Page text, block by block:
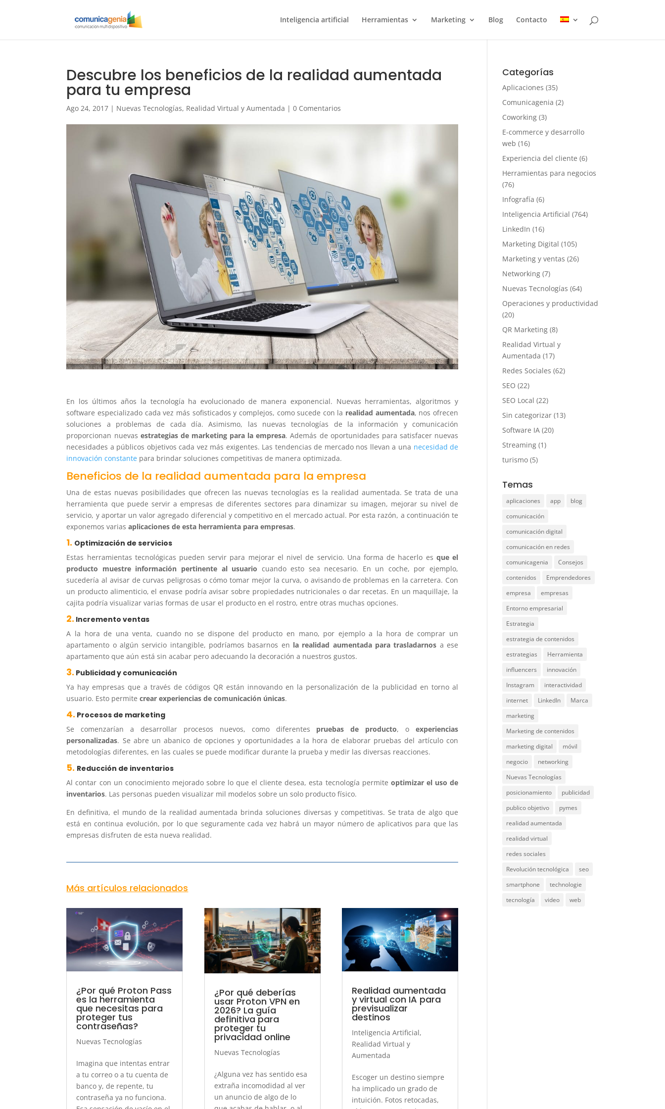
Inteligencia artificial Herramientas Marketing Blog Contacto
Descubre los beneficios de la realidad aumentada
para tu empresa
Ago 24, 2017 | Nuevas Tecnologías, Realidad Virtual y Aumentada |0 Comentarios
En los últimos años la tecnología ha evolucionado de manera exponencial. Nuevas herramientas, algoritmos y
software especializado cada vez más sofisticados y complejos, como sucede con la realidad aumentada, nos ofrecen
soluciones a problemas de cada día. Asimismo, las nuevas tecnologías de la información y comunicación
proporcionan nuevas estrategias de marketing para la empresa. Además de oportunidades para satisfacer nuevas
necesidades a públicos objetivos cada vez más exigentes. Las tendencias de mercado nos llevan a una necesidad de
innovación constante para brindar soluciones competitivas de manera optimizada.
Beneficios de la realidad aumentada para la empresa
Una de estas nuevas posibilidades que ofrecen las nuevas tecnologías es la realidad aumentada. Se trata de una
herramienta que puede servir a empresas de diferentes sectores para dinamizar su imagen, mejorar su nivel de
servicio, y aportar un valor agregado diferencial y competitivo en el mercado actual. Por esta razón, a continuación te
exponemos variasaplicaciones de esta herramienta para empresas.
1. Optimización de servicios
Estas herramientas tecnológicas pueden servir para mejorar el nivel de servicio. Una forma de hacerlo es que el
producto muestre información pertinente al usuario cuando esto sea necesario. En un coche, por ejemplo,
sucedería al avisar de curvas peligrosas o cómo tomar mejor la curva, o avisando de problemas en la carretera. Con
un producto alimenticio, el envase podría avisar sobre propiedades nutricionales o dar recetas. En un maquillaje, la
cajita podría visualizar varias formas de usar el producto en el rostro, entre otras muchas opciones.
2. Incremento ventas
A la hora de una venta, cuando no se dispone del producto en mano, por ejemplo a la hora de comprar un
apartamento o algún servicio intangible, podríamos basarnos en la realidad aumentada para trasladarnos a ese
apartamento que aún está sin acabar pero adecuando la decoración a nuestros gustos.
3. Publicidad y comunicación
Ya hay empresas que a través de códigos QR están innovando en la personalización de la publicidad en torno al
usuario. Esto permitecrear experiencias de comunicación únicas.
4. Procesos de marketing
Se comenzarían a desarrollar procesos nuevos, como diferentes pruebas de producto, oexperiencias
personalizadas. Se abre un abanico de opciones y oportunidades a la hora de elaborar pruebas del artículo con
metodologías diferentes, en las cuales se puede modificar durante la prueba y medir las diversas reacciones.
5. Reducción de inventarios
Al contar con un conocimiento mejorado sobre lo que el cliente desea, esta tecnología permite optimizar el uso de
inventarios. Las personas pueden visualizar mil modelos sobre un solo producto físico.
En definitiva, el mundo de la realidad aumentada brinda soluciones diversas y competitivas. Se trata de algo que
está en continua evolución, por lo que seguramente cada vez habrá un mayor número de aplicativos para que las
empresas disfruten de esta nueva realidad.
Más artículos relacionados
¿Por qué Proton Pass
es la herramienta
que necesitas para
proteger tus
contraseñas?
Nuevas Tecnologías
Imagina que intentas entrar
a tu correo o a tu cuenta de
banco y, de repente, tu
contraseña ya no funciona.
¿Por qué deberías
usar Proton VPN en
2026? La guía
definitiva para
proteger tu
privacidad online
Nuevas Tecnologías
¿Alguna vez has sentido esa
extraña incomodidad al ver
un anuncio de algo de lo
Realidad aumentada
y virtual con IA para
previsualizar
destinos
Inteligencia Artificial,
Realidad Virtual y
Aumentada
Escoger un destino siempre
ha implicado un grado de
intuición. Fotos retocadas,
Categorías
Aplicaciones (35)
Comunicagenia (2)
Coworking (3)
E-commerce y desarrollo
web (16)
Experiencia del cliente (6)
Herramientas para negocios
(76)
Infografía (6)
Inteligencia Artificial (764)
LinkedIn (16)
Marketing Digital (105)
Marketing y ventas (26)
Networking (7)
Nuevas Tecnologías (64)
Operaciones y productividad
(20)
QR Marketing (8)
Realidad Virtual y
Aumentada (17)
Redes Sociales (62)
SEO (22)
SEO Local (22)
Sin categorizar (13)
Software IA (20)
Streaming (1)
turismo (5)
Temas
aplicaciones app
blog
comunicación
comunicación digital
comunicación en redes
comunicagenia
Consejos
contenidos
Emprendedores
empresa
empresas
Entorno empresarial
Estrategia
estrategia de contenidos
estrategias
Herramienta
influencers
innovación
Instagram
interactividad
internet
LinkedIn
Marca
marketing
Marketing de contenidos
marketing digital
móvil
negocio
networking
Nuevas Tecnologías
posicionamiento
publicidad
publico objetivo
pymes
realidad aumentada
realidad virtual
redes sociales
Revolución tecnológica
seo
smartphone
technologie
tecnología
video web